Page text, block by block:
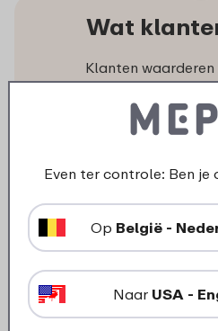
Wat
Klanten
Niets
acties en
Even ter controle: Ben je
Op België -
Naar USA -